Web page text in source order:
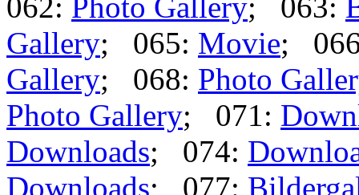
Gallery; 065: Movie;
Gallery; 068: Photo
Photo Gallery; 071:
Downloads; 074:
Downloads; 077: